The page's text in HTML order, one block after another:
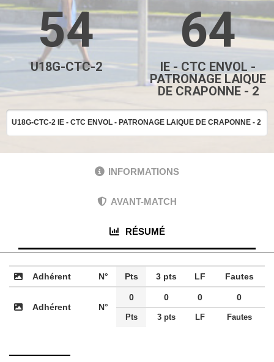
54 64
U18G-CTC-2
IE - CTC ENVOL -
PATRONAGE LAIQUE
DE CRAPONNE - 2
U18G-CTC-2 IE - CTC ENVOL - PATRONAGE LAIQUE DE CRAPONNE - 2
INFORMATIONS
AVANT-MATCH
RÉSUMÉ
Adhérent N° Pts 3 pts LF Fautes
Adhérent N°
0 0 0 0
Pts 3 pts LF Fautes